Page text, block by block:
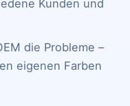
Kunden und
die Probleme –
eigenen Farben